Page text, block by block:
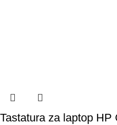
Tastatura za laptop HP